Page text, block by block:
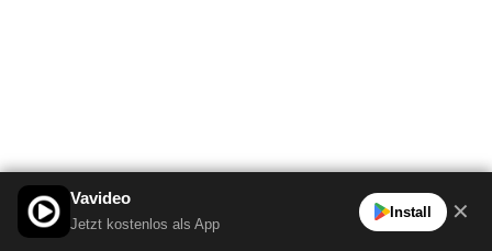
Vavideo
Jetzt kostenlos als App
Install ✕